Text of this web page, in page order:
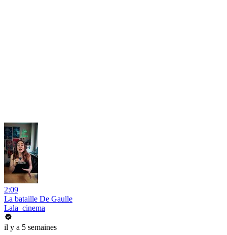
2:09
La bataille De Gaulle
Lala_cinema
il y a 5 semaines